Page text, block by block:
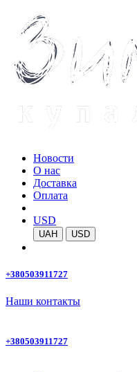
Новости
О нас
Доставка
Оплата
USD
UAH USD
+380503911727
Наши контакты
+380503911727